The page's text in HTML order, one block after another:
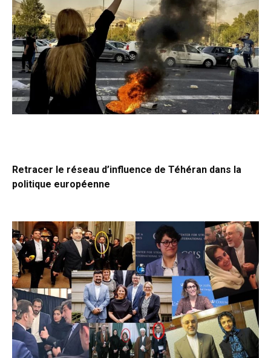
Retracer le réseau d’influence de Téhéran dans la
politique européenne